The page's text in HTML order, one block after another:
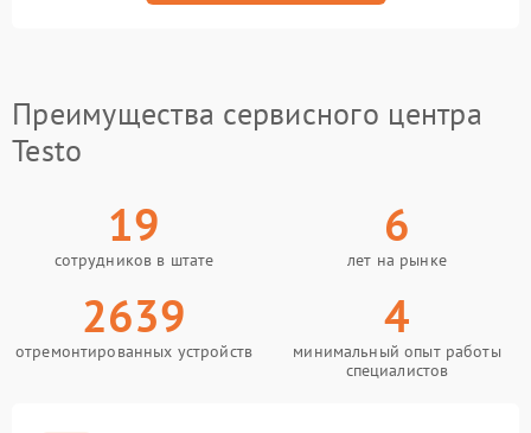
Преимущества сервисного центра
Testo
19
сотрудников в штате
6
лет на рынке
2639
отремонтированных устройств
4
минимальный опыт работы
специалистов